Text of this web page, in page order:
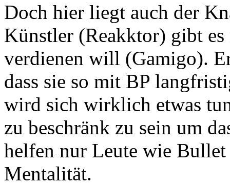
Doch hier liegt auch der
Künstler (Reakktor) gibt es
verdienen will (Gamigo).
dass sie so mit BP
wird sich wirklich etwas
zu beschränk zu sein um
helfen nur Leute wie
Mentalität.